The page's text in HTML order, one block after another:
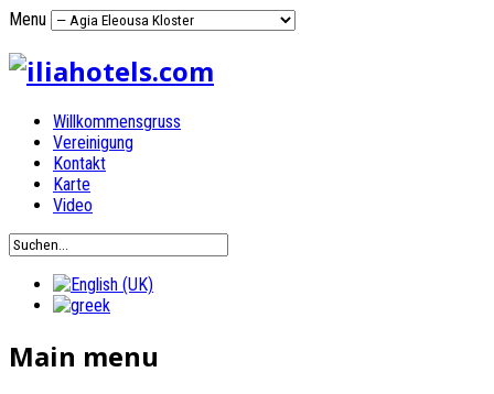
Menu
Willkommensgruss
Vereinigung
Kontakt
Karte
Video
Main menu